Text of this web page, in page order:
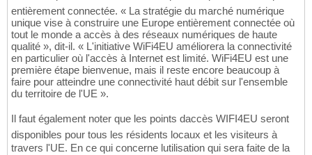
entièrement connectée. « La stratégie du marché numérique
unique vise à construire une Europe entièrement connectée où
tout le monde a accès à des réseaux numériques de haute
qualité », dit-il. « L'initiative WiFi4EU améliorera la connectivité
en particulier où l'accès à Internet est limité. WiFi4EU est une
première étape bienvenue, mais il reste encore beaucoup à
faire pour atteindre une connectivité haut débit sur l'ensemble
du territoire de l'UE ».
Il faut également noter que les points daccès WIFI4EU seront
disponibles pour tous les résidents locaux et les visiteurs à
travers l'UE. En ce qui concerne lutilisation qui sera faite de la